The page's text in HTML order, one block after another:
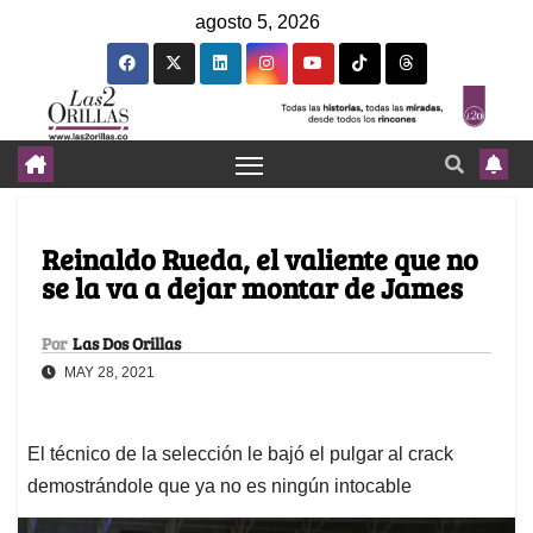
agosto 5, 2026
Reinaldo Rueda, el valiente que no
se la va a dejar montar de James
Por Las Dos Orillas
MAY 28, 2021
El técnico de la selección le bajó el pulgar al crack
demostrándole que ya no es ningún intocable